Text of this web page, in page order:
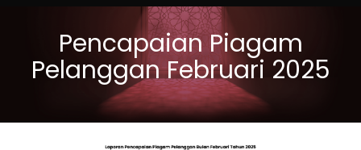
Pencapaian Piagam
Pelanggan Februari 2025